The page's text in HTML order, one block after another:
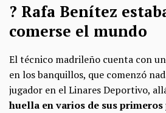
? Rafa Benítez
comerse el mundo
El técnico madrileño cuenta con
en los banquillos, que comenzó
jugador en el Linares Deportivo,
huella en varios de sus primeros